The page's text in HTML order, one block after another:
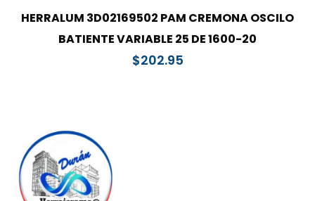
HERRALUM 3D02169502 PAM CREMONA OSCILO
BATIENTE VARIABLE 25 DE 1600-20
$202.95